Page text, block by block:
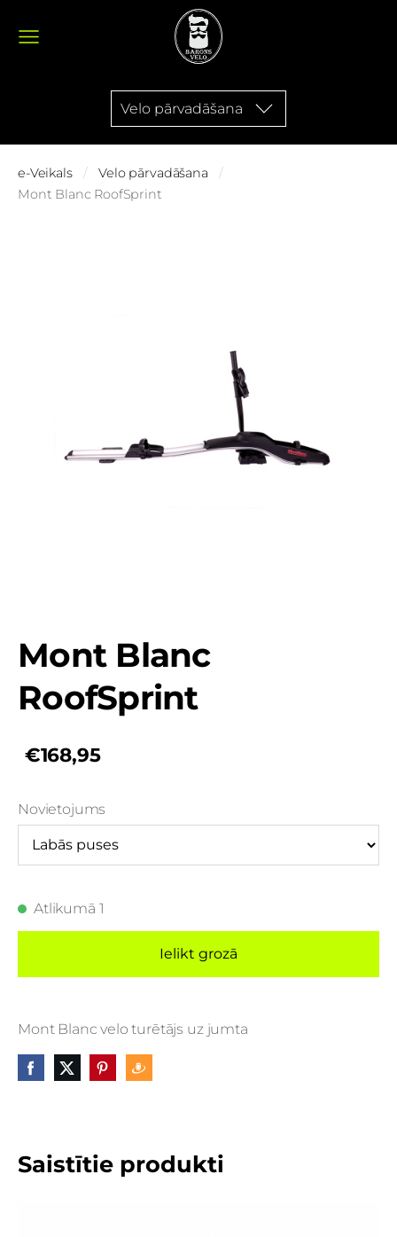
Velo pārvadāšana
e-Veikals
Velo pārvadāšana
Mont Blanc RoofSprint
Mont Blanc
RoofSprint
€168,95
Novietojums
Atlikumā 1
Ielikt grozā
Mont Blanc velo turētājs uz jumta
Saistītie produkti